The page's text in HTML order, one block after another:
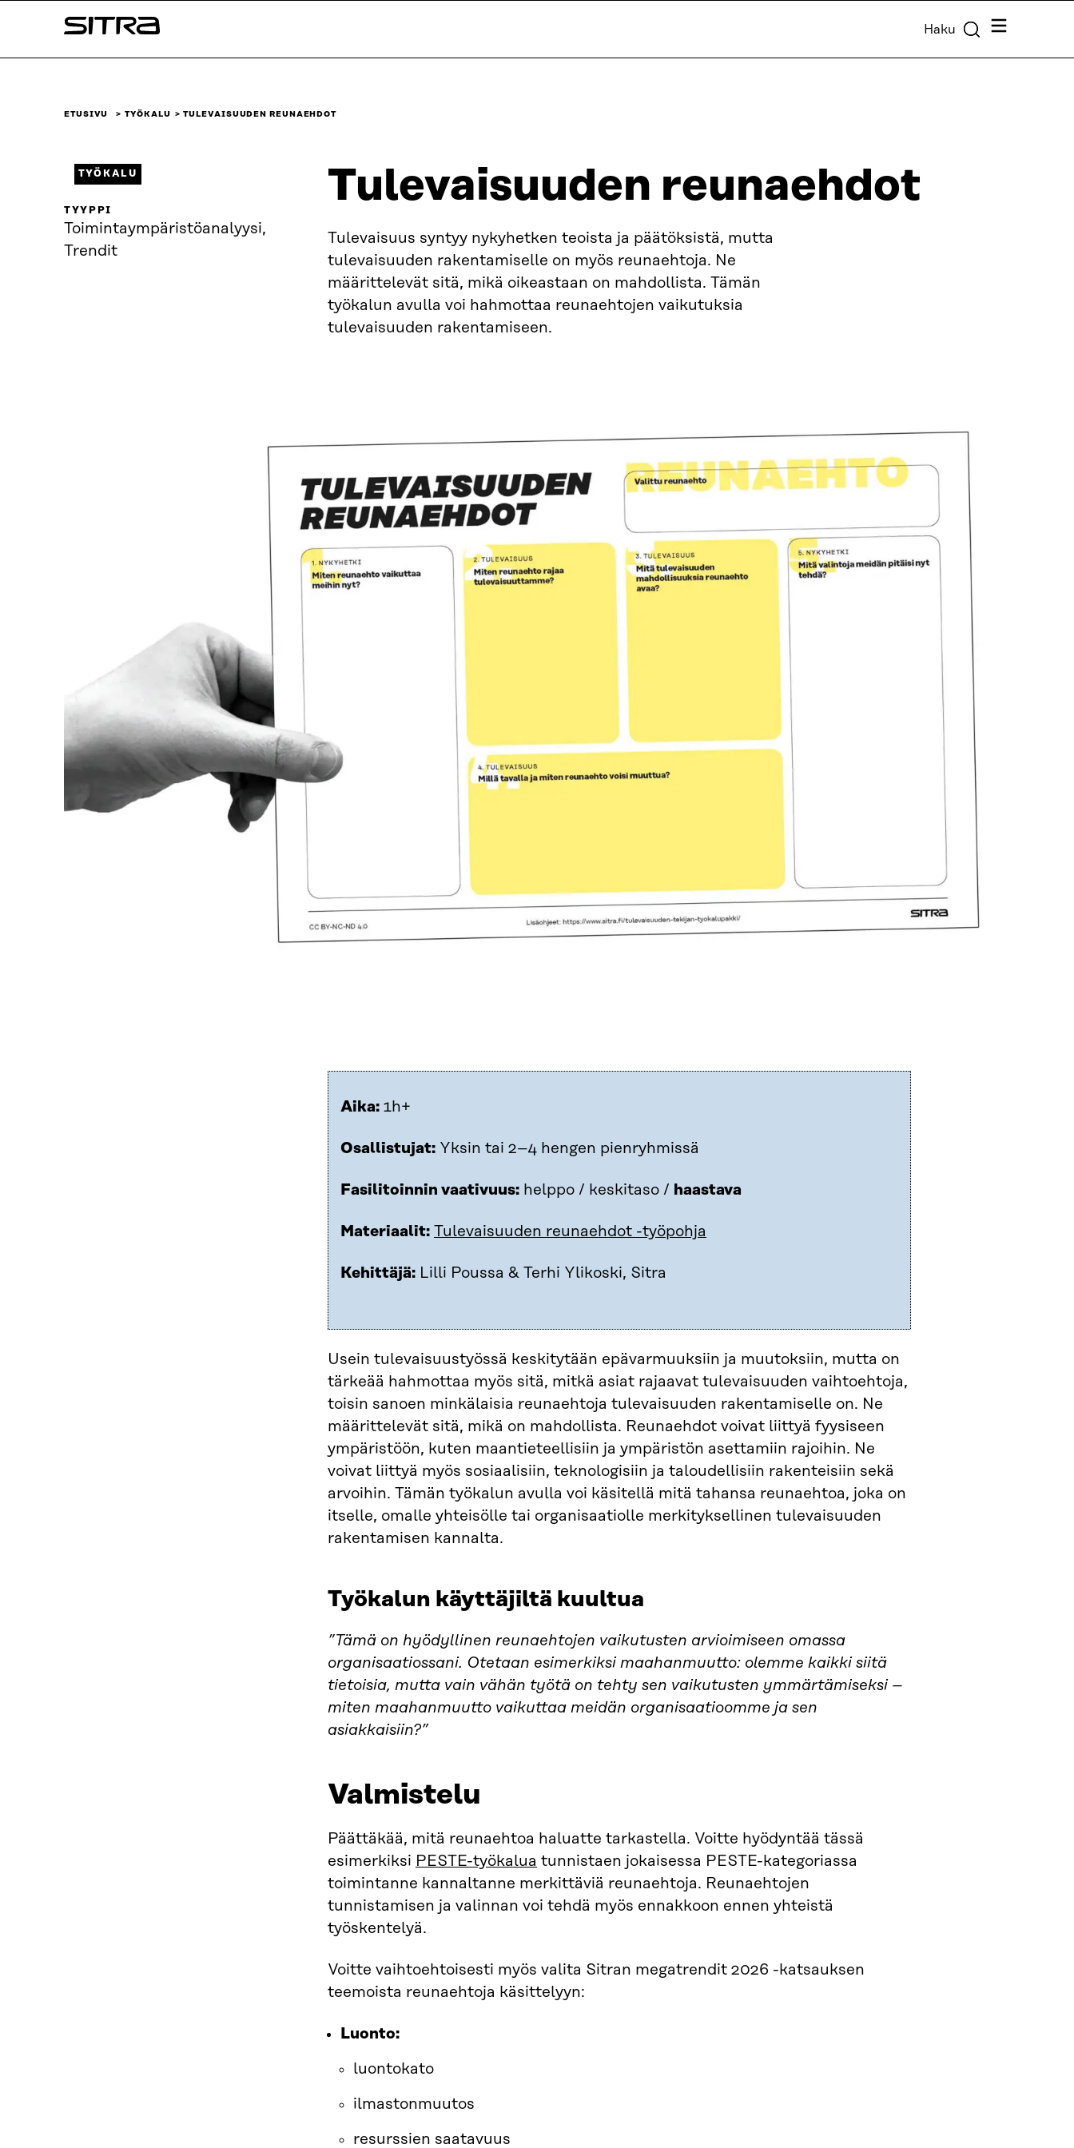
sisältöön
Sitra Haku Valikko
ETUSIVU TYÖKALU TULEVAISUUDEN REUNAEHDOT
Tulevaisuuden reunaehdot
Tulevaisuus syntyy nykyhetken teoista ja päätöksistä, mutta
tulevaisuuden rakentamiselle on myös reunaehtoja. Ne
määrittelevät sitä, mikä oikeastaan on mahdollista. Tämän
työkalun avulla voi hahmottaa reunaehtojen vaikutuksia
tulevaisuuden rakentamiseen.
TYÖKALU
TYYPPI
Toimintaympäristö­analyysi,
Trendit
Aika: 1h+
Osallistujat: Yksin tai 2–4 hengen pienryhmissä
Fasilitoinnin vaativuus: helppo / keskitaso / haastava
Materiaalit: Tulevaisuuden reunaehdot -työpohja
Kehittäjä: Lilli Poussa & Terhi Ylikoski, Sitra
Usein tulevaisuustyössä keskitytään epävarmuuksiin ja muutoksiin, mutta on
tärkeää hahmottaa myös sitä, mitkä asiat rajaavat tulevaisuuden vaihtoehtoja,
toisin sanoen minkälaisia reunaehtoja tulevaisuuden rakentamiselle on. Ne
määrittelevät sitä, mikä on mahdollista. Reunaehdot voivat liittyä fyysiseen
ympäristöön, kuten maantieteellisiin ja ympäristön asettamiin rajoihin. Ne
voivat liittyä myös sosiaalisiin, teknologisiin ja taloudellisiin rakenteisiin sekä
arvoihin. Tämän työkalun avulla voi käsitellä mitä tahansa reunaehtoa, joka on
itselle, omalle yhteisölle tai organisaatiolle merkityksellinen tulevaisuuden
rakentamisen kannalta.
Työkalun käyttäjiltä kuultua
”Tämä on hyödyllinen reunaehtojen vaikutusten arvioimiseen omassa
organisaatiossani. Otetaan esimerkiksi maahanmuutto: olemme kaikki siitä
tietoisia, mutta vain vähän työtä on tehty sen vaikutusten ymmärtämiseksi –
miten maahanmuutto vaikuttaa meidän organisaatioomme ja sen
asiakkaisiin?”
Valmistelu
Päättäkää, mitä reunaehtoa haluatte tarkastella. Voitte hyödyntää tässä
esimerkiksi PESTE-työkalua tunnistaen jokaisessa PESTE-kategoriassa
toimintanne kannaltanne merkittäviä reunaehtoja. Reunaehtojen
tunnistamisen ja valinnan voi tehdä myös ennakkoon ennen yhteistä
työskentelyä.
Voitte vaihtoehtoisesti myös valita Sitran megatrendit 2026 -katsauksen
teemoista reunaehtoja käsittelyyn:
Luonto:
luontokato
ilmastonmuutos
resurssien saatavuus